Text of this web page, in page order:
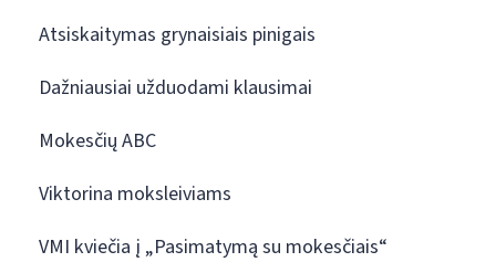
Atsiskaitymas grynaisiais pinigais
Dažniausiai užduodami klausimai
Mokesčių ABC
Viktorina moksleiviams
VMI kviečia į „Pasimatymą su mokesčiais“